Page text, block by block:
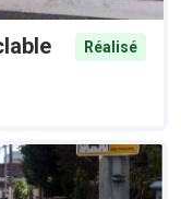
Réalisé